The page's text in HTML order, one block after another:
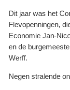
Dit jaar was het
Flevopenningen,
Economie Jan-
en de
Werff.
Negen stralende